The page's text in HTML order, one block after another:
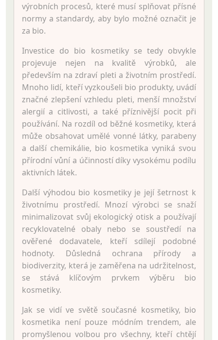
výrobních procesů, které musí splňovat přísné
normy a standardy, aby bylo možné označit je
za bio.
Investice do bio kosmetiky se tedy obvykle
projevuje nejen na kvalitě výrobků, ale
především na zdraví pleti a životním prostředí.
Mnoho lidí, kteří vyzkoušeli bio produkty, uvádí
značné zlepšení vzhledu pleti, menší množství
alergií a citlivosti, a také příznivější pocit při
používání. Na rozdíl od běžné kosmetiky, která
může obsahovat umělé vonné látky, parabeny
a další chemikálie, bio kosmetika vyniká svou
přírodní vůní a účinností díky vysokému podílu
aktivních látek.
Další výhodou bio kosmetiky je její šetrnost k
životnímu prostředí. Mnozí výrobci se snaží
minimalizovat svůj ekologický otisk a používají
recyklovatelné obaly nebo se soustředí na
ověřené dodavatele, kteří sdílejí podobné
hodnoty. Důsledná ochrana přírody a
biodiverzity, která je zaměřena na udržitelnost,
se stává klíčovým prvkem výběru bio
kosmetiky.
Jak se vidí ve světě současné kosmetiky, bio
kosmetika není pouze módním trendem, ale
promyšlenou volbou pro všechny, kteří chtějí